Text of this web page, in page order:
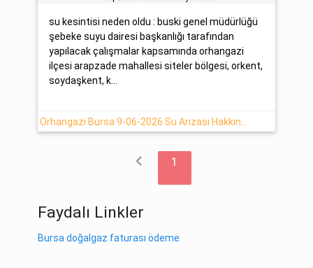
su kesintisi neden oldu : buski genel müdürlüğü
şebeke suyu dairesi başkanlığı tarafından
yapılacak çalışmalar kapsamında orhangazi
ilçesi arapzade mahallesi siteler bölgesi, orkent,
soydaşkent, k...
chevron_left 1
Faydalı Linkler
Bursa doğalgaz faturası ödeme